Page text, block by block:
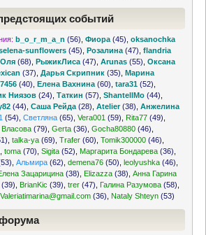
событий
b_o_r_m_a_n (56) ,Фиора (45) ,oksanochka
sunflowers (45) ,Розалина (47) ,flandria
(68) ,РыжикЛиса (47) ,Arunas (55) ,Оксана
(37) ,Дарья Скрипник (35) ,Марина
(40) ,Елена Вахнина (60) ,tara31 (52)
Ниязов (24) ,Таткин (57) ,ShantellMo (44)
(44) ,Саша Рейда (28) ,Atelier(38) ,Анжелина
(54) ,Светляна (65) ,Vera001 (59) Rita77 (49)
(79) ,Gerta (36) ,Gocha80880 (46)
,talka-ya (69) ,Trafer (60) ,Tomik300000 (46)
,toma (70) ,Sigita (52) Маргарита Бондарева (36)
,Альмира (62) ,demena76 (50) ,leolyushka (46)
Зацарицина (38) Elizazza (38) ,Анна Гарина
(39) BrianKic (39) ,trer (47) Галина Разумова (58)
,Valeriatimarina@gmail.com (36) Nataly Shteyn (53)